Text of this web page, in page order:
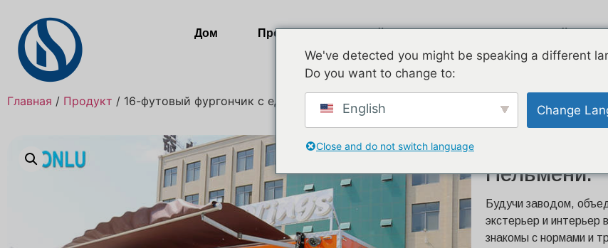
Дом Продукты Эйрстрим Оцинкованный
Главная / Продукт / 16-футовый фургончик с едой, где продают пельмени
16-
Пельмени.
Будучи заводом,
экстерьер и
знакомы с нормами и
We've detected you might be speaking a different
Do you want to change to:
English Change
Close and do not switch language